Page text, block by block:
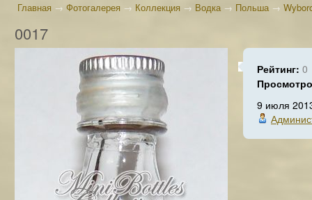
Главная → Фотогалерея → Коллекция → Водка→ Польша→
0017
Рейтинг: 0
9 июля